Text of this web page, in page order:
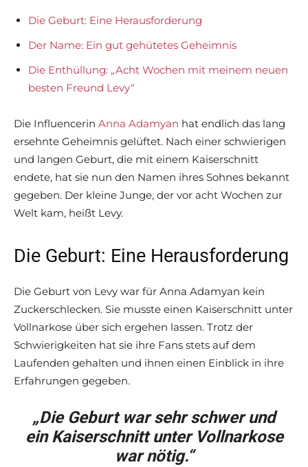
Die Geburt: Eine Herausforderung
Der Name: Ein gut gehütetes Geheimnis
Die Enthüllung: „Acht Wochen mit meinem neuen
besten Freund Levy“
Die Influencerin Anna Adamyan hat endlich das lang
ersehnte Geheimnis gelüftet. Nach einer schwierigen
und langen Geburt, die mit einem Kaiserschnitt
endete, hat sie nun den Namen ihres Sohnes bekannt
gegeben. Der kleine Junge, der vor acht Wochen zur
Welt kam, heißt Levy.
Die Geburt: Eine Herausforderung
Die Geburt von Levy war für Anna Adamyan kein
Zuckerschlecken. Sie musste einen Kaiserschnitt unter
Vollnarkose über sich ergehen lassen. Trotz der
Schwierigkeiten hat sie ihre Fans stets auf dem
Laufenden gehalten und ihnen einen Einblick in ihre
Erfahrungen gegeben.
„Die Geburt war sehr schwer und
ein Kaiserschnitt unter Vollnarkose
war nötig.“